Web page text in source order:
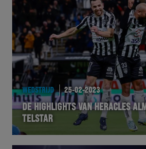
Team Zwart Wit
Futsal
eSports
Academie
WEDSTRIJD 25-02-2023
DE HIGHLIGHTS VAN HERACLES
TELSTAR